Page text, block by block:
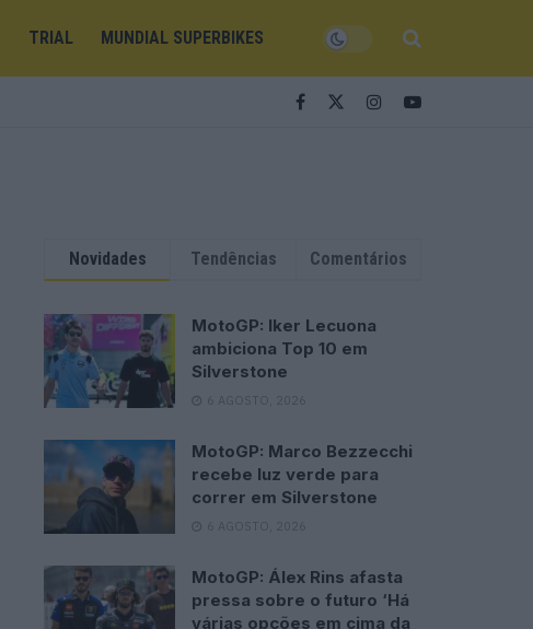
TRIAL MUNDIAL SUPERBIKES
Novidades Tendências Comentários
MotoGP: Iker Lecuona
ambiciona Top 10 em
Silverstone
6 AGOSTO, 2026
MotoGP: Marco Bezzecchi
recebe luz verde para
correr em Silverstone
6 AGOSTO, 2026
MotoGP: Álex Rins afasta
pressa sobre o futuro ‘Há
várias opções em cima da